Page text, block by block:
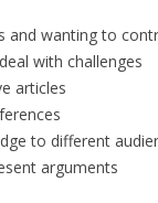
and wanting to
with challenges
articles
to different
arguments